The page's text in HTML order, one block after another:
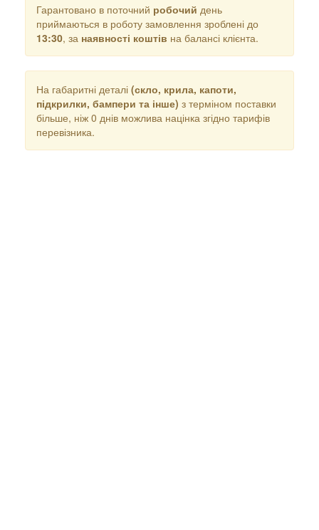
Гарантовано в поточний робочий день
приймаються в роботу замовлення зроблені до
13:30, за наявності коштів на балансі клієнта.
На габаритні деталі (скло, крила, капоти,
підкрилки, бампери та інше) з терміном поставки
більше, ніж 0 днів можлива націнка згідно тарифів
перевізника.